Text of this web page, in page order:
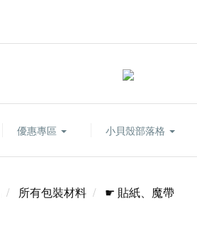
優惠專區 小貝殼部落格
所有包裝材料 ☛ 貼紙、魔帶